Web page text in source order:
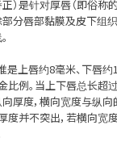
）是针对厚唇（即俗称
分唇部黏膜及皮下组
上唇约8毫米、下唇约
例。当上下唇总长超
厚度，横向宽度与纵
度并不突出，若横向宽